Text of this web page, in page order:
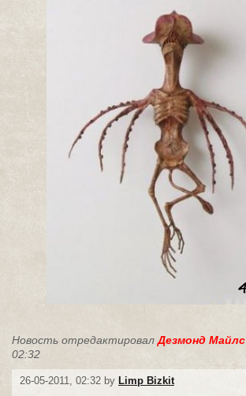
Новость отредактировалДезмонд Майлс
02:32
26-05-2011, 02:32 by Limp Bizkit